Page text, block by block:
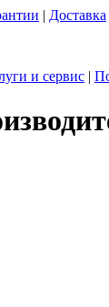
| Доставка
и сервис |